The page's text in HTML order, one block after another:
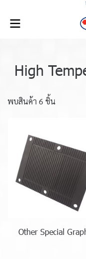
High
พบสินค้า 6 ชิ้น
Other Special